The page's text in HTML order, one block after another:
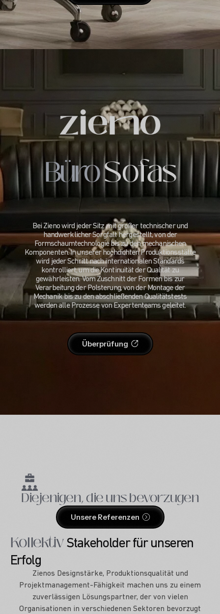
BüroSofas
Bei Zieno wird jeder Sitz mit großer technischer und
handwerklicher Sorgfalt hergestellt, von der
Formschaumtechnologie bis zu den mechanischen
Komponenten. In unserer hochdichten Produktionsstätte
wird jeder Schritt nach internationalen Standards
kontrolliert, um die Kontinuität der Qualität zu
gewährleisten. Vom Zuschnitt der Formen bis zur
Verarbeitung der Polsterung, von der Montage der
Mechanik bis zu den abschließenden Qualitätstests
werden alle Prozesse von Expertenteams geleitet.
Überprüfung
Diejenigen, die uns bevorzugen
Unsere Referenzen
Kollektiv Stakeholder für unseren
Erfolg
Zienos Designstärke, Produktionsqualität und
Projektmanagement-Fähigkeit machen uns zu einem
zuverlässigen Lösungspartner, der von vielen
Organisationen in verschiedenen Sektoren bevorzugt